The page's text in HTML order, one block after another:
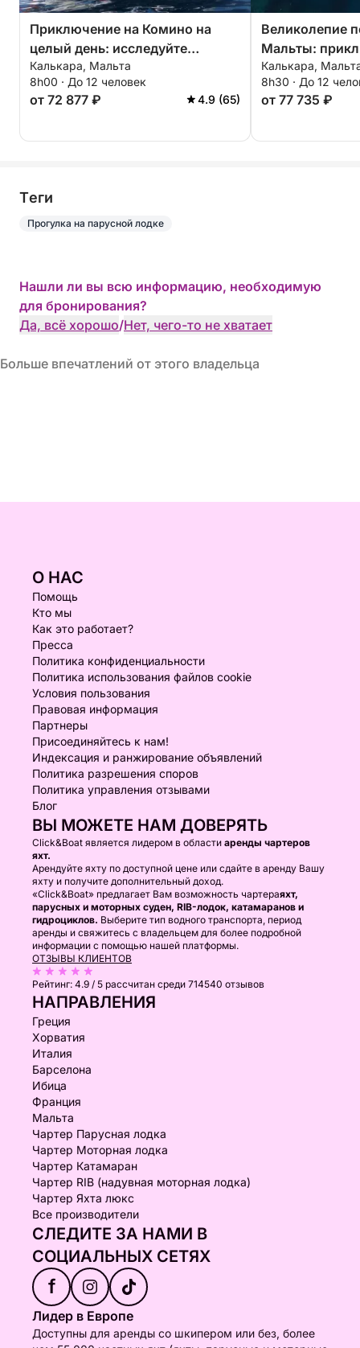
Приключение на Комино на
целый день: исследуйте
Комино и окрестности
Калькара, Мальта
8h00 · До 12 человек
от 72 877 ₽ 4.9 (65)
Великолепие
Мальты:
целый день с
остановками
Калькара,
8h30 · До 12
от 77 735 ₽
Tеги
Прогулка на парусной лодке
Нашли ли вы всю информацию, необходимую
для бронирования?
Да, всё хорошо/Нет, чего-то не хватает
Больше впечатлений от этого владельца
О НАС
Помощь
Кто мы
Как это работает?
Пресса
Политика конфиденциальности
Политика использования файлов cookie
Условия пользования
Правовая информация
Партнеры
Присоединяйтесь к нам!
Индексация и ранжирование объявлений
Политика разрешения споров
Политика управления отзывами
Блог
ВЫ МОЖЕТЕ НАМ ДОВЕРЯТЬ
Click&Boat является лидером в области аренды чартеров
яхт.
Арендуйте яхту по доступной цене или сдайте в аренду Вашу
яхту и получите дополнительный доход.
«Click&Boat» предлагает Вам возможность чартераяхт,
парусных и моторных суден, RIB-лодок, катамаранов и
гидроциклов. Выберите тип водного транспорта, период
аренды и свяжитесь с владельцем для более подробной
информации с помощью нашей платформы.
ОТЗЫВЫ КЛИЕНТОВ
Рейтинг: 4.9 / 5 рассчитан среди 714540 отзывов
НАПРАВЛЕНИЯ
Греция
Хорватия
Италия
Барселона
Ибица
Франция
Мальта
Чартер Парусная лодка
Чартер Моторная лодка
Чартер Катамаран
Чартер RIB (надувная моторная лодка)
Чартер Яхта люкс
Все производители
СЛЕДИТЕ ЗА НАМИ В
СОЦИАЛЬНЫХ СЕТЯХ
f
Лидер в Европе
Доступны для аренды со шкипером или без, более